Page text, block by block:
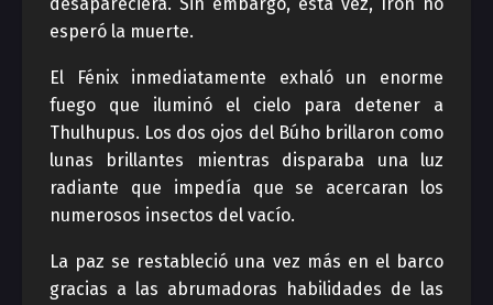
esperó la muerte.
El Fénix inmediatamente exhaló un enorme
fuego que iluminó el cielo para detener a
Thulhupus. Los dos ojos del Búho brillaron como
lunas brillantes mientras disparaba una luz
radiante que impedía que se acercaran los
numerosos insectos del vacío.
La paz se restableció una vez más en el barco
gracias a las abrumadoras habilidades de las